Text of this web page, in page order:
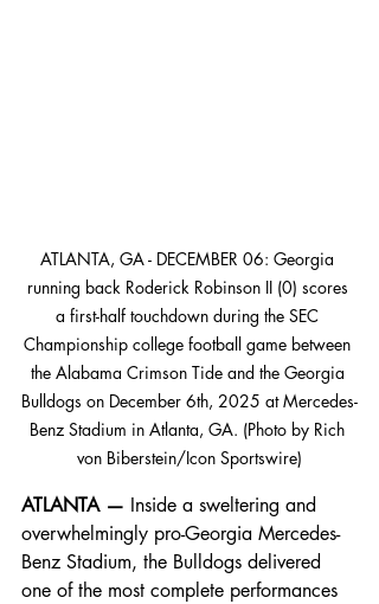
ATLANTA, GA - DECEMBER 06: Georgia
running back Roderick Robinson II (0) scores
a first-half touchdown during the SEC
Championship college football game between
the Alabama Crimson Tide and the Georgia
Bulldogs on December 6th, 2025 at Mercedes-
Benz Stadium in Atlanta, GA. (Photo by Rich
von Biberstein/Icon Sportswire)
ATLANTA — Inside a sweltering and
overwhelmingly pro-Georgia Mercedes-
Benz Stadium, the Bulldogs delivered
one of the most complete performances